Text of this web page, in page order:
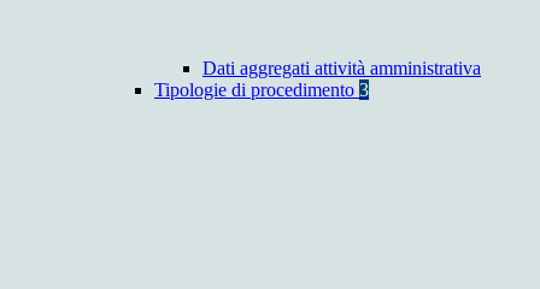
Dati aggregati attività amministrativa
Tipologie di procedimento 3